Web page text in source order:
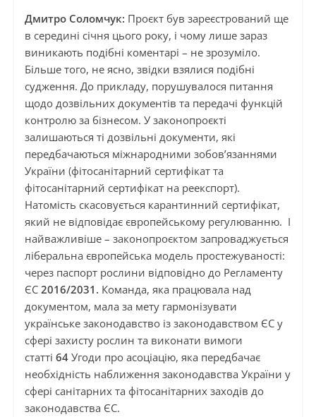
Дмитро Соломчук: Проєкт був зареєстрований ще
в середині січня цього року, і чому лише зараз
виникають подібні коментарі – не зрозуміло.
Більше того, не ясно, звідки взялися подібні
судження. До прикладу, порушувалося питання
щодо дозвільних документів та передачі функцій
контролю за бізнесом. У законопроєкті
залишаються ті дозвільні документи, які
передбачаються міжнародними зобов’язаннями
України (фітосанітарний сертифікат та
фітосанітарний сертифікат на реекспорт).
Натомість скасовується карантинний сертифікат,
який не відповідає європейському регулюванню. І
найважливіше – законопроєктом запроваджується
ліберальна європейська модель простежуваності:
через паспорт рослини відповідно до Регламенту
ЄС 2016/2031. Команда, яка працювала над
документом, мала за мету гармонізувати
українське законодавство із законодавством ЄС у
сфері захисту рослин та виконати вимоги
статті 64Угоди про асоціацію, яка передбачає
необхідність наближення законодавства України у
сфері санітарних та фітосанітарних заходів до
законодавства ЄС.